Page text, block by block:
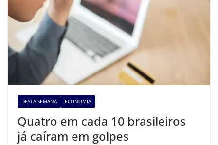
DESTA SEMANA ECONOMIA
Quatro em cada 10 brasileiros
já caíram em golpes